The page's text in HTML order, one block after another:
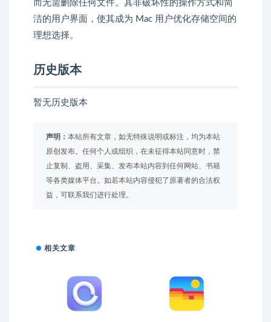
而无需删除任何文件。其非破坏性的操作方式和简
洁的用户界面，使其成为 Mac 用户优化存储空间的
理想选择。
历史版本
暂无历史版本
声明： 本站所有文章，如无特殊说明或标注，均为本站
原创发布。任何个人或组织，在未征得本站同意时，禁
止复制、盗用、采集、发布本站内容到任何网站、书籍
等各类媒体平台。如若本站内容侵犯了原著者的合法权
益，可联系我们进行处理。
相关文章